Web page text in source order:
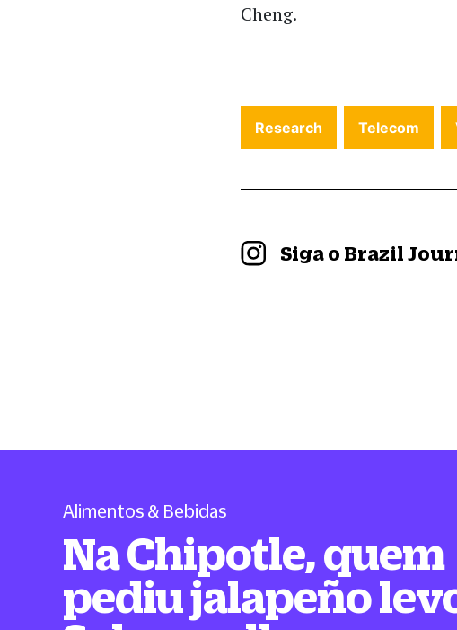
Cheng.
Research Telecom
Siga o Brazil
Alimentos & Bebidas
Na Chipotle, quem
pediu jalapeño